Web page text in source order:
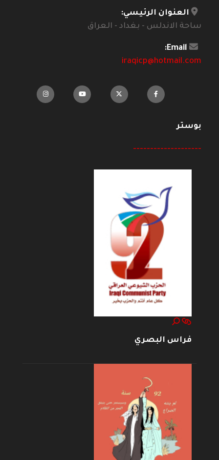
العنوان الرئيسي:
ساحة الاندلس - بغداد - العراق
Email:
iraqicp@hotmail.com
بوستر
--------------------
فراس البصري